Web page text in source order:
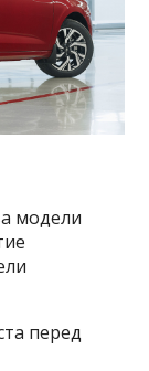
модели
перед